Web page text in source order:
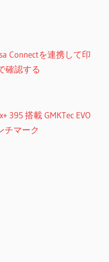
Connectを連携して印
確認する
395 搭載 GMKTec EVO
チマーク